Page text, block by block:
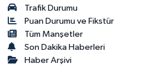
Trafik Durumu
Puan Durumu ve Fikstür
Tüm Manşetler
Son Dakika Haberleri
Haber Arşivi